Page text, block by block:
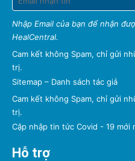
Nhập Email của bạn để nhận
HealCentral.
Cam kết không Spam, chỉ gửi
trị.
Sitemap – Danh sách tác giả
Cam kết không Spam, chỉ gửi
trị.
Cập nhập tin tức Covid - 19 mới
Hỗ trợ